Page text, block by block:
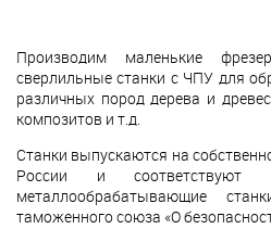
Производим маленькие
сверлильные станки с ЧПУ для
различных пород дерева и
композитов и т.д.
Станки выпускаются на
России и соответствуют
металлообрабатывающие
таможенного союза «О